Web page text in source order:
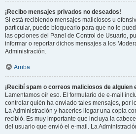
¡Recibo mensajes privados no deseados!
Si está recibiendo mensajes maliciosos u
particular, puede bloquearlo para que no le
las opciones del Panel de Control de Usuario,
informar o reportar dichos mensajes a los
Administración.
Arriba
¡Recibí spam o correos maliciosos de alguien
Lamentamos oír eso. El formulario de e-mail
controlar quién ha enviado tales mensajes, por
La Administración y hacerles llegar una copia
recibió. Es muy importante que incluya la
del usuario que envió el e-mail. La